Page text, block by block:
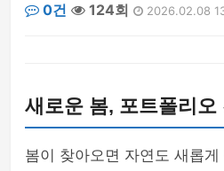
0건
124회 2026.02.08
새로운 봄, 포트폴리오
봄이 찾아오면 자연도 새롭